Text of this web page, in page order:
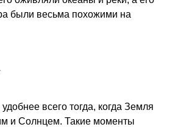
были весьма похожими на
всего тогда, когда Земля
и Солнцем. Такие моменты